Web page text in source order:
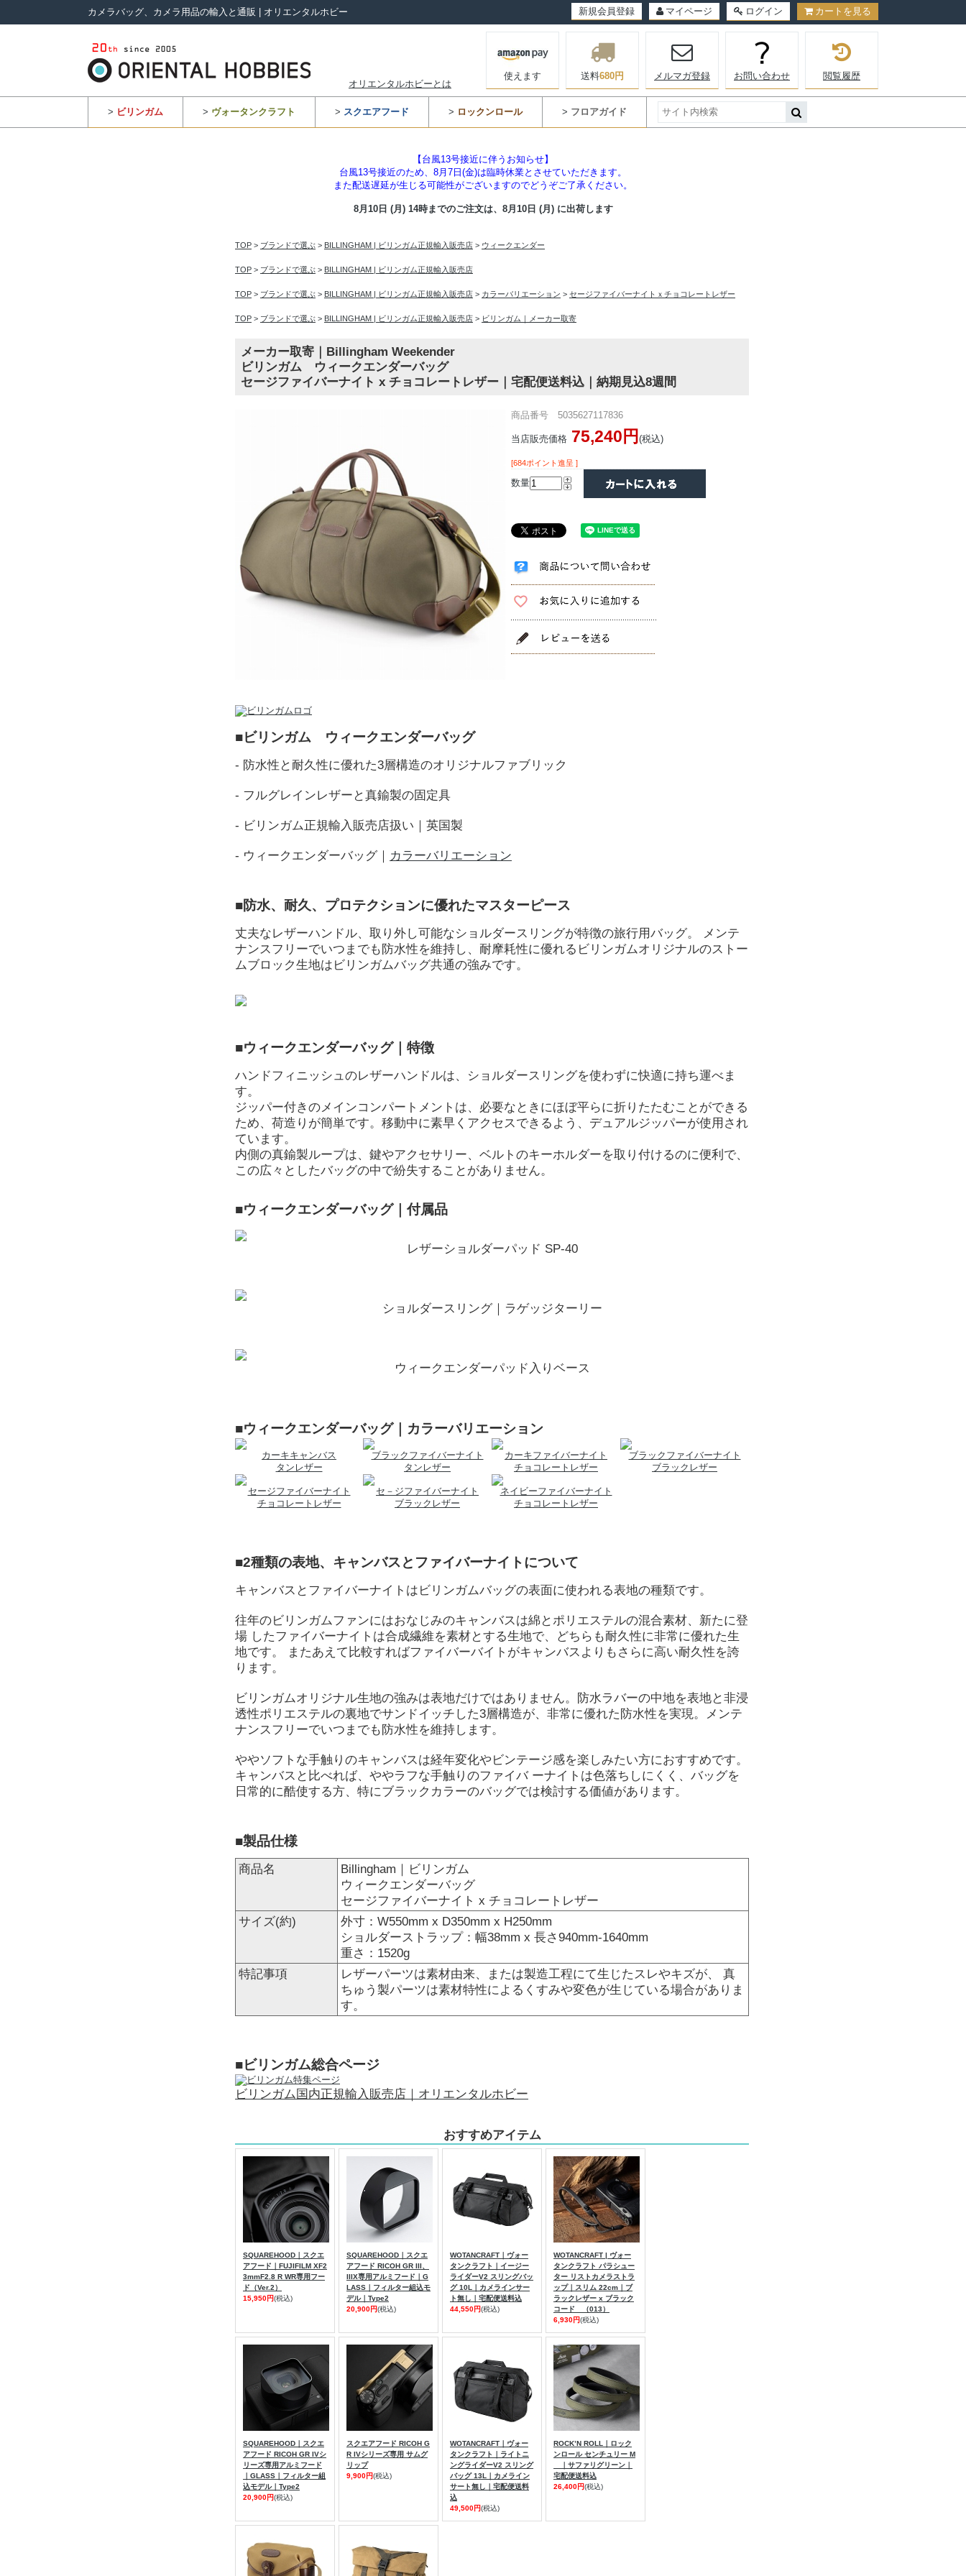
カメラバッグ、カメラ用品の輸入と通販 | オリエンタルホビー 新規会員登録 マイページ ログイン カートを見る
オリエンタルホビーとは
使えます 送料680円 メルマガ登録 お問い合わせ 閲覧履歴
> ビリンガム > ヴォータンクラフト > スクエアフード > ロックンロール > フロアガイド
【台風13号接近に伴うお知らせ】
台風13号接近のため、8月7日(金)は臨時休業とさせていただきます。
また配送遅延が生じる可能性がございますのでどうぞご了承ください。
8月10日 (月) 14時までのご注文は、 8月10日 (月) に出荷します
TOP > ブランドで選ぶ > BILLINGHAM | ビリンガム正規輸入販売店 > ウィークエンダー
TOP > ブランドで選ぶ > BILLINGHAM | ビリンガム正規輸入販売店
TOP > ブランドで選ぶ > BILLINGHAM | ビリンガム正規輸入販売店 > カラーバリエーション > セージファイバーナイトｘチョコレートレザー
TOP > ブランドで選ぶ > BILLINGHAM | ビリンガム正規輸入販売店 > ビリンガム｜メーカー取寄
メーカー取寄｜Billingham Weekender
ビリンガム ウィークエンダーバッグ
セージファイバーナイト x チョコレートレザー｜宅配便送料込｜納期見込8週間
商品番号 5035627117836
当店販売価格 75,240円(税込)
[684ポイント進呈 ]
数量
■ビリンガム ウィークエンダーバッグ
- 防水性と耐久性に優れた3層構造のオリジナルファブリック
- フルグレインレザーと真鍮製の固定具
- ビリンガム正規輸入販売店扱い｜英国製
- ウィークエンダーバッグ｜ カラーバリエーション
■防水、耐久、プロテクションに優れたマスターピース
丈夫なレザーハンドル、取り外し可能なショルダースリングが特徴の旅行用バッグ。 メンテ
ナンスフリーでいつまでも防水性を維持し、耐摩耗性に優れるビリンガムオリジナルのストー
ムブロック生地はビリンガムバッグ共通の強みです。
■ウィークエンダーバッグ｜特徴
ハンドフィニッシュのレザーハンドルは、ショルダースリングを使わずに快適に持ち運べま
す。
ジッパー付きのメインコンパートメントは、必要なときにほぼ平らに折りたたむことができる
ため、荷造りが簡単です。移動中に素早くアクセスできるよう、デュアルジッパーが使用され
ています。
内側の真鍮製ループは、鍵やアクセサリー、ベルトのキーホルダーを取り付けるのに便利で、
この広々としたバッグの中で紛失することがありません。
■ウィークエンダーバッグ｜付属品
レザーショルダーパッド SP-40
ショルダースリング｜ラゲッジターリー
ウィークエンダーパッド入りベース
■ウィークエンダーバッグ｜カラーバリエーション
カーキキャンバス
タンレザー
ブラックファイバーナイト
タンレザー
カーキファイバーナイト
チョコレートレザー
ブラックファイバーナイト
ブラックレザー
セージファイバーナイト
チョコレートレザー
セ－ジファイバーナイト
ブラックレザー
ネイビーファイバーナイト
チョコレートレザー
■2種類の表地、キャンバスとファイバーナイトについて
キャンバスとファイバーナイトはビリンガムバッグの表面に使われる表地の種類です。
往年のビリンガムファンにはおなじみのキャンバスは綿とポリエステルの混合素材、新たに登
場 したファイバーナイトは合成繊維を素材とする生地で、どちらも耐久性に非常に優れた生
地です。 またあえて比較すればファイバーバイトがキャンバスよりもさらに高い耐久性を誇
ります。
ビリンガムオリジナル生地の強みは表地だけではありません。防水ラバーの中地を表地と非浸
透性ポリエステルの裏地でサンドイッチした3層構造が、非常に優れた防水性を実現。メンテ
ナンスフリーでいつまでも防水性を維持します。
ややソフトな手触りのキャンバスは経年変化やビンテージ感を楽しみたい方におすすめです。
キャンバスと比べれば、ややラフな手触りのファイバ ーナイトは色落ちしにくく、バッグを
日常的に酷使する方、特にブラックカラーのバッグでは検討する価値があります。
■製品仕様
商品名
Billingham｜ビリンガム
ウィークエンダーバッグ
セージファイバーナイト x チョコレートレザー
サイズ(約)
外寸：W550mm x D350mm x H250mm
ショルダーストラップ：幅38mm x 長さ940mm-1640mm
重さ：1520g
特記事項
レザーパーツは素材由来、または製造工程にて生じたスレやキズが、 真
ちゅう製パーツは素材特性によるくすみや変色が生じている場合がありま
す。
■ビリンガム総合ページ
ビリンガム国内正規輸入販売店｜オリエンタルホビー
おすすめアイテム
SQUAREHOOD｜スクエ
アフード｜FUJIFILM XF2
3mmF2.8 R WR専用フー
ド（Ver.2）
15,950円(税込)
SQUAREHOOD｜スクエ
アフード RICOH GR III、
IIIX専用アルミフード｜G
LASS｜フィルター組込モ
デル｜Type2
20,900円(税込)
WOTANCRAFT｜ヴォー
タンクラフト｜イージー
ライダーV2 スリングバッ
グ 10L｜カメラインサー
ト無し｜宅配便送料込
44,550円(税込)
WOTANCRAFT | ヴォー
タンクラフト パラシュー
ター リストカメラストラ
ップ｜スリム 22cm｜ブ
ラックレザー x ブラック
コード （013）
6,930円(税込)
SQUAREHOOD｜スクエ
アフード RICOH GR IVシ
リーズ専用アルミフード
｜GLASS｜フィルター組
込モデル｜Type2
20,900円(税込)
スクエアフード RICOH G
R IVシリーズ専用 サムグ
リップ
9,900円(税込)
WOTANCRAFT｜ヴォー
タンクラフト｜ライトニ
ングライダーV2 スリング
バッグ 13L｜カメライン
サート無し｜宅配便送料
込
49,500円(税込)
ROCK’N ROLL｜ロック
ンロール センチュリー M
｜サファリグリーン｜
宅配便送料込
26,400円(税込)